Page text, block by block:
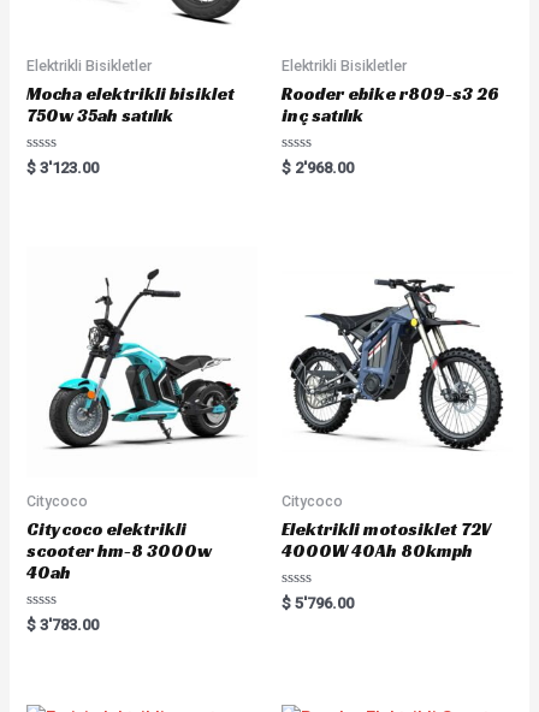
Elektrikli Bisikletler
Mocha elektrikli bisiklet
750w 35ah satılık
Rated
0
$ 3'123.00
Elektrikli Bisikletler
Rooder ebike r809-s3 26
inç satılık
Rated
0
$ 2'968.00
Citycoco
Citycoco elektrikli
scooter hm-8 3000w
40ah
Rated
0
$ 3'783.00
Citycoco
Elektrikli motosiklet 72V
4000W 40Ah 80kmph
Rated
0
$ 5'796.00